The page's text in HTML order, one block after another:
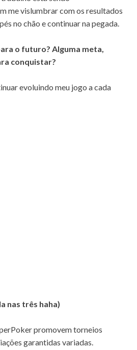
me vislumbrar com os resultados
no chão e continuar na pegada.
o futuro? Alguma meta,
conquistar?
evoluindo meu jogo a cada
nas três haha)
promovem torneios
garantidas variadas.